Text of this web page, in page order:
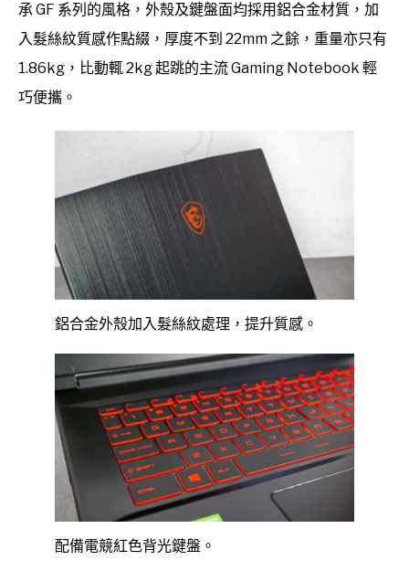
承 GF 系列的風格，外殼及鍵盤面均採用鋁合金材質，加
入髮絲紋質感作點綴，厚度不到 22mm 之餘，重量亦只有
1.86kg，比動輒 2kg 起跳的主流 Gaming Notebook 輕
巧便攜。
鋁合金外殼加入髮絲紋處理，提升質感。
配備電競紅色背光鍵盤。